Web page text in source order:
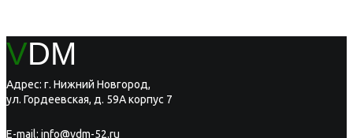
VDM
Адрес: г. Нижний Новгород,
ул. Гордеевская, д. 59А корпус 7
E-mail: info@vdm-52.ru